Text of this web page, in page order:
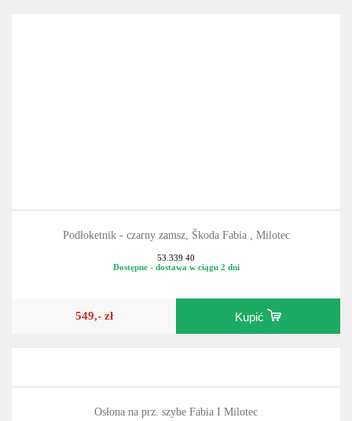
Podłoketnik - czarny zamsz, Škoda Fabia , Milotec
Kupić